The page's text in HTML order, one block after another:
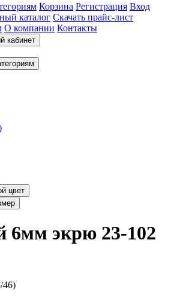
Корзина Регистрация Вход
каталог Скачать прайс-лист
О компании Контакты
кабинет
Выбрать другой цвет
6мм экрю 23-102
46)